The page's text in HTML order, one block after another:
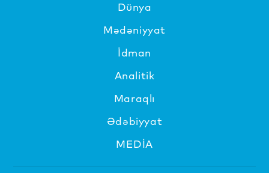
Dünya
Mədəniyyat
İdman
Analitik
Maraqlı
Ədəbiyyat
MEDİA